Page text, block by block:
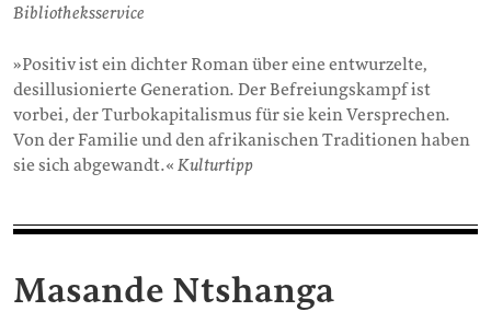
Bibliotheksservice
»Positiv ist ein dichter Roman über eine entwurzelte,
desillusionierte Generation. Der Befreiungskampf ist
vorbei, der Turbokapitalismus für sie kein Versprechen.
Von der Familie und den afrikanischen Traditionen haben
sie sich abgewandt.« Kulturtipp
Masande Ntshanga